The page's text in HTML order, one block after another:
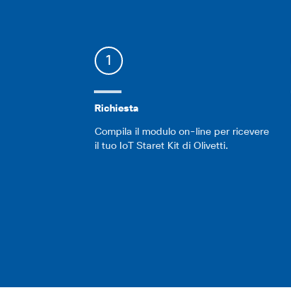
1
Richiesta
Compila il modulo on-line per ricevere
il tuo IoT Staret Kit di Olivetti.